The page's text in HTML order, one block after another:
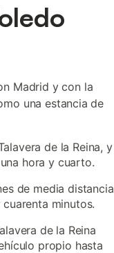
Madrid y con la
una estancia de
de la Reina, y
hora y cuarto.
de media distancia
minutos.
de la Reina
propio hasta